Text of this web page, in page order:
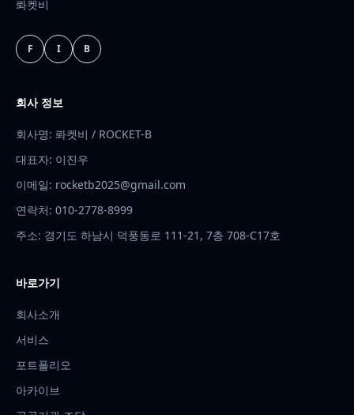
롸켓비
F I B
회사 정보
회사명: 롸켓비 / ROCKET-B
대표자: 이진우
이메일: rocketb2025@gmail.com
연락처: 010-2778-8999
주소: 경기도 하남시 덕풍동로 111-21, 7층 708-C17호
바로가기
회사소개
서비스
포트폴리오
아카이브